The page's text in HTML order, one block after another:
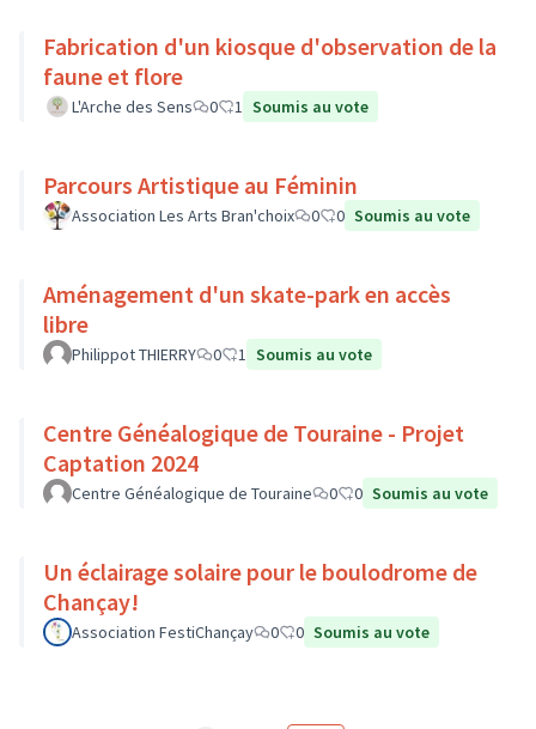
Fabrication d'un kiosque d'observation de la
faune et flore
L'Arche des Sens 0 1 Soumis au vote
Parcours Artistique au Féminin
Association Les Arts Bran'choix 0 0 Soumis au vote
Aménagement d'un skate-park en accès
libre
Philippot THIERRY 0 1 Soumis au vote
Centre Généalogique de Touraine - Projet
Captation 2024
Centre Généalogique de Touraine 0 0 Soumis au vote
Un éclairage solaire pour le boulodrome de
Chançay!
Association FestiChançay 0 0 Soumis au vote